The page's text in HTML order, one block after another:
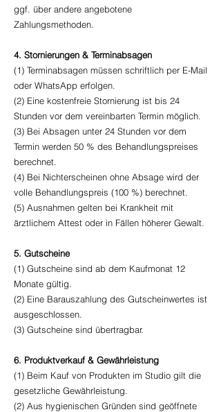
ggf. über andere angebotene
Zahlungsmethoden.
4. Stornierungen & Terminabsagen
(1) Terminabsagen müssen schriftlich per E-Mail
oder WhatsApp erfolgen.
(2) Eine kostenfreie Stornierung ist bis 24
Stunden vor dem vereinbarten Termin möglich.
(3) Bei Absagen unter 24 Stunden vor dem
Termin werden 50 % des Behandlungspreises
berechnet.
(4) Bei Nichterscheinen ohne Absage wird der
volle Behandlungspreis (100 %) berechnet.
(5) Ausnahmen gelten bei Krankheit mit
ärztlichem Attest oder in Fällen höherer Gewalt.
5. Gutscheine
(1) Gutscheine sind ab dem Kaufmonat 12
Monate gültig.
(2) Eine Barauszahlung des Gutscheinwertes ist
ausgeschlossen.
(3) Gutscheine sind übertragbar.
6. Produktverkauf & Gewährleistung
(1) Beim Kauf von Produkten im Studio gilt die
gesetzliche Gewährleistung.
(2) Aus hygienischen Gründen sind geöffnete